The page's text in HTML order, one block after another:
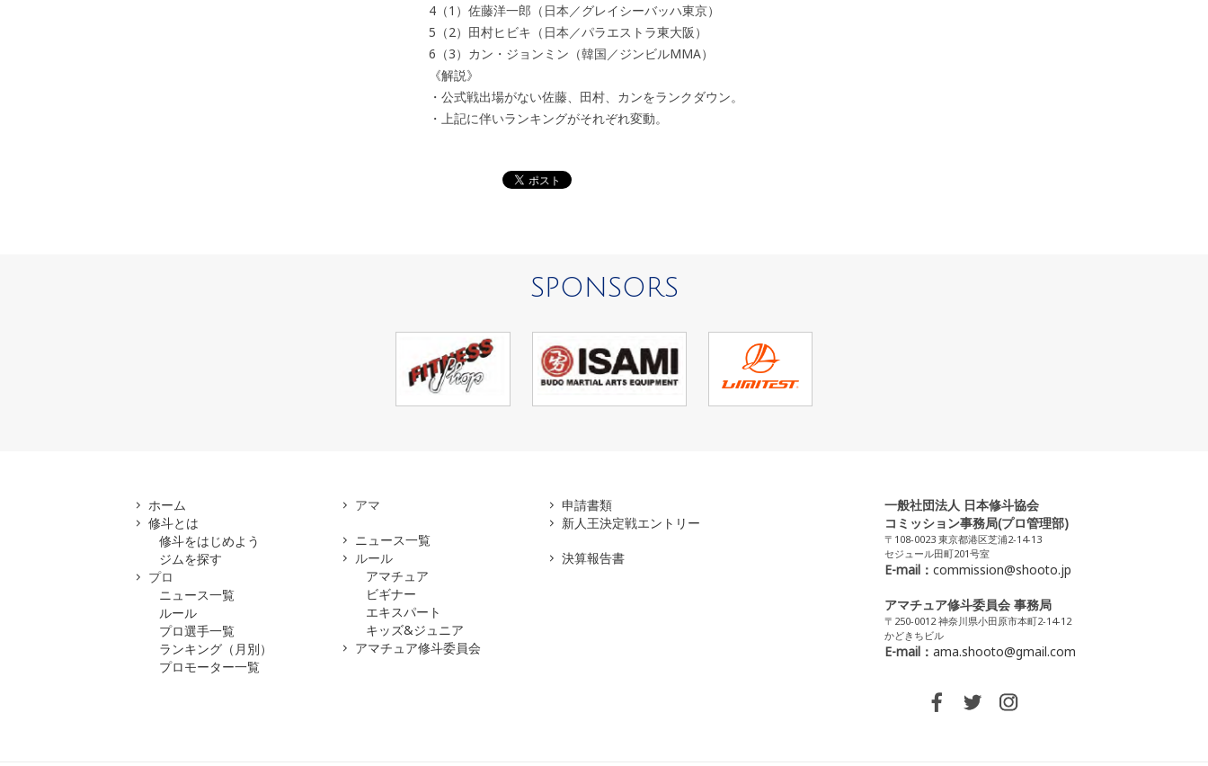
4（1）佐藤洋一郎（日本／グレイシーバッハ東京）
5（2）田村ヒビキ（日本／パラエストラ東大阪）
6（3）カン・ジョンミン（韓国／ジンビルMMA）
《解説》
・公式戦出場がない佐藤、田村、カンをランクダウン。
・上記に伴いランキングがそれぞれ変動。
SPONSORS
ホーム
修斗とは
修斗をはじめよう
ジムを探す
プロ
ニュース一覧
ルール
プロ選手一覧
ランキング（月別）
プロモーター一覧
アマ
ニュース一覧
ルール
アマチュア
ビギナー
エキスパート
キッズ&ジュニア
アマチュア修斗委員会
申請書類
新人王決定戦エントリー
決算報告書
一般社団法人 日本修斗協会
コミッション事務局(プロ管理部)
〒108-0023 東京都港区芝浦2-14-13
セジュール田町201号室
E-mail： commission@shooto.jp
アマチュア修斗委員会 事務局
〒250-0012 神奈川県小田原市本町2-14-12
かどきちビル
E-mail： ama.shooto@gmail.com